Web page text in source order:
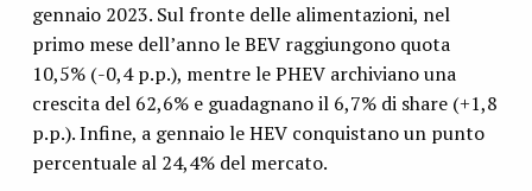
gennaio 2023. Sul fronte delle alimentazioni, nel
primo mese dell’anno le BEV raggiungono quota
10,5% (-0,4 p.p.), mentre le PHEV archiviano una
crescita del 62,6% e guadagnano il 6,7% di share (+1,8
p.p.). Infine, a gennaio le HEV conquistano un punto
percentuale al 24,4% del mercato.